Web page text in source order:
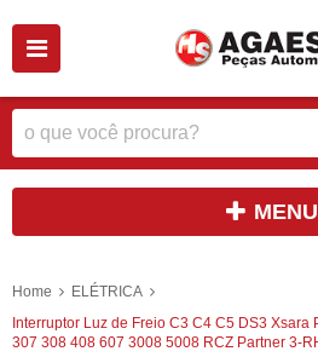
MENU
Home
ELÉTRICA
Interruptor Luz de Freio C3 C4 C5 DS3
307 308 408 607 3008 5008 RCZ Partner 3-